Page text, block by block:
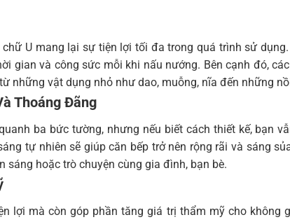
U mang lại sự tiện lợi tối đa trong quá trình sử
gian và công sức mỗi khi nấu nướng. Bên cạnh đó,
những vật dụng nhỏ như dao, muỗng, nĩa đến những
Thoáng Đãng
ba bức tường, nhưng nếu biết cách thiết kế, bạn
tự nhiên sẽ giúp căn bếp trở nên rộng rãi và sáng
sáng hoặc trò chuyện cùng gia đình, bạn bè.
lợi mà còn góp phần tăng giá trị thẩm mỹ cho